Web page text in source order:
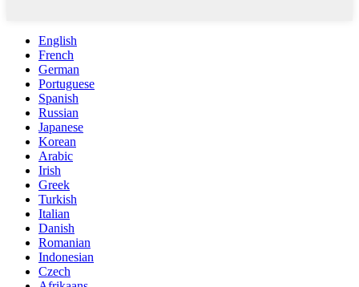
English
French
German
Portuguese
Spanish
Russian
Japanese
Korean
Arabic
Irish
Greek
Turkish
Italian
Danish
Romanian
Indonesian
Czech